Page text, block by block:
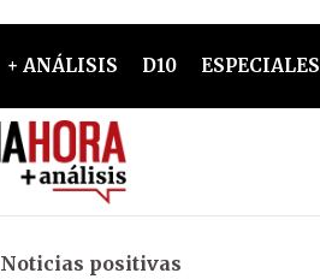
+ ANÁLISIS D10 ESPECIALES
Noticias positivas